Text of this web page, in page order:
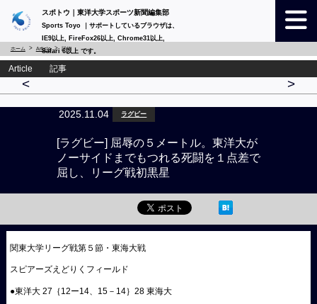
スポトウ｜東洋大学スポーツ新聞編集部
Sports Toyo ｜サポートしているブラウザは、
IE9以上, FireFox26以上, Chrome31以上,
Safari 6以上 です。
ホーム Article 詳細
Article 記事
< >
2025.11.04 ラグビー
[ラグビー] 屈辱の５メートル。東洋大が
ノーサイドまでもつれる死闘を１点差で
屈し、リーグ戦初黒星
関東大学リーグ戦第５節・東海大戦
スピアーズえどりくフィールド
●東洋大 27｛12ー14、15－14｝28 東海大